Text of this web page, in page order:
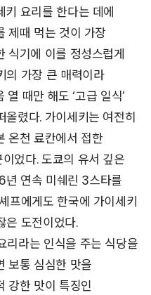
키 요리를 한다는 데에
제때 먹는 것이 가장
식기에 이를 정성스럽게
의 가장 큰 매력이라
때만 해도 ‘고급 일식’
렸다. 가이세키는 여전히
온천 료칸에서 접한
었다. 도쿄의 유서 깊은
년 연속 미쉐린 3스타를
프에게도 한국에 가이세키
은 도전이었다.
리라는 인식을 주는 식당을
보통 심심한 맛을
강한 맛이 특징인